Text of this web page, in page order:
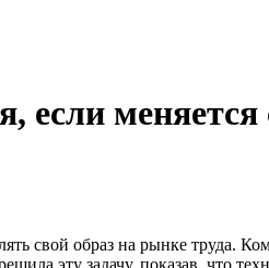
если
свой образ на рынке
эту задачу, показав, что